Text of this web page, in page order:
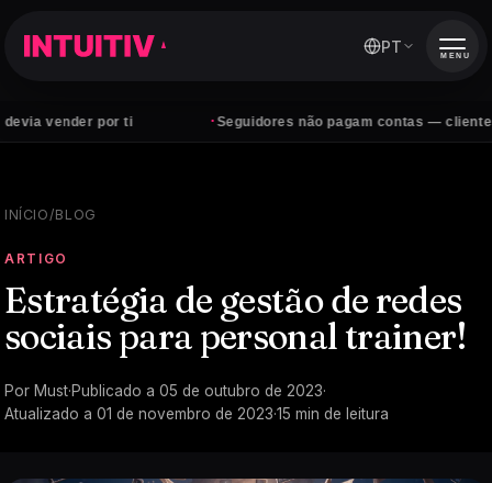
por ti ·Seguidores não pagam contas — clientes sim
PT MENU
INÍCIO/BLOG
ARTIGO
Estratégia de gestão de redes
sociais para personal trainer!
Por Must·Publicado a 05 de outubro de 2023·
Atualizado a 01 de novembro de 2023·15 min de leitura